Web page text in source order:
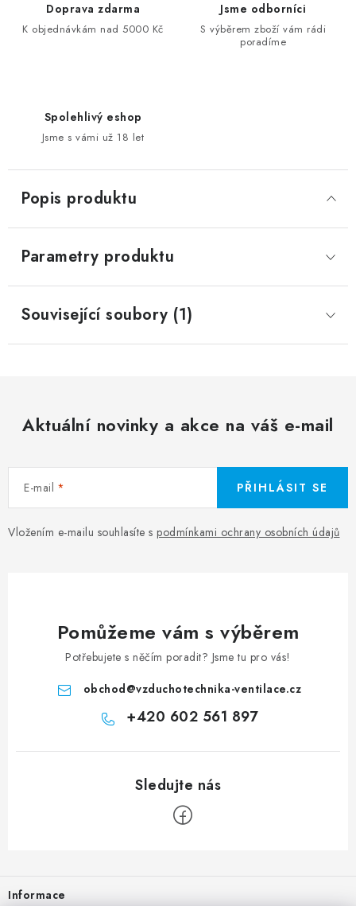
Doprava zdarma
K objednávkám nad 5000 Kč
Jsme odborníci
S výběrem zboží vám rádi
poradíme
Spolehlivý eshop
Jsme s vámi už 18 let
Popis produktu
Parametry produktu
Související soubory (1)
Aktuální novinky a akce na váš e-mail
E-mail
Vložením e-mailu souhlasíte s podmínkami ochrany osobních údajů
PŘIHLÁSIT SE
Pomůžeme vám s výběrem
Potřebujete s něčím poradit? Jsme tu pro vás!
obchod@vzduchotechnika-ventilace.cz
+420 602 561 897
Informace